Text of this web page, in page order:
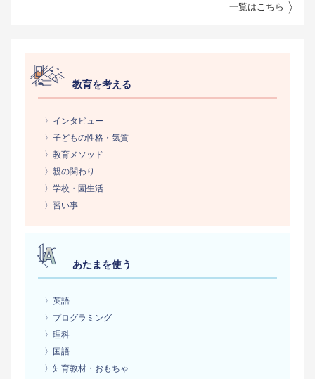
一覧はこちら
教育を考える
〉インタビュー
〉子どもの性格・気質
〉教育メソッド
〉親の関わり
〉学校・園生活
〉習い事
あたまを使う
〉英語
〉プログラミング
〉理科
〉国語
〉知育教材・おもちゃ